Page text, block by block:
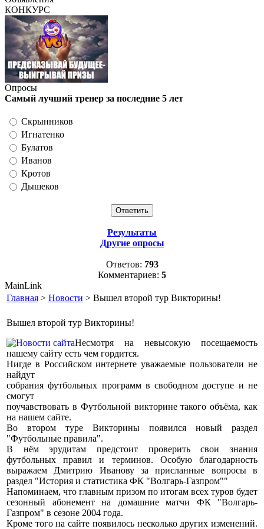
КОНКУРС
Опросы
Самый лучший тренер за последние 5 лет
Скрынников
Игнатенко
Булатов
Иванов
Кротов
Дышеков
Результаты
Другие опросы
Ответов: 793
Комментариев: 5
MainLink
Главная > Новости > Вышел второй тур Викторины!
Вышел второй тур Викторины!
Несмотря на невысокую посещаемость
нашему сайту есть чем гордится.
Нигде в Российском интернете уважаемые пользователи не
найдут
собрания футбольных программ в свободном доступе и не
смогут
поучавствовать в Футбольной викторине такого объёма, как
на нашем сайте.
Во втором туре Викторины появился новый раздел
"Футбольные правила".
В нём эрудитам предстоит проверить свои знания
футбольных правил и терминов. Особую благодарность
выражаем Дмитрию Иванову за присланные вопросы в
раздел "История и статистика ФК "Волгарь-Газпром""
Напоминаем, что главным призом по итогам всех туров будет
сезонный абонемент на домашние матчи ФК "Волгарь-
Газпром" в сезоне 2004 года.
Кроме того на сайте появилось несколько других изменений.